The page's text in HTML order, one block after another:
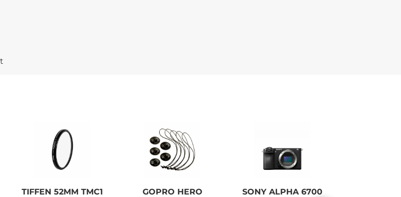
TIFFEN 52MM TMC1
GOPRO HERO
SONY ALPHA 6700